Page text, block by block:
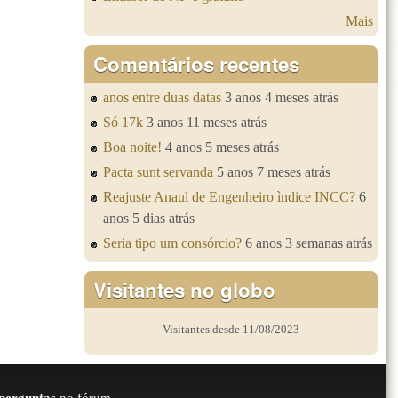
Mais
Comentários recentes
anos entre duas datas 3 anos 4 meses atrás
Só 17k 3 anos 11 meses atrás
Boa noite! 4 anos 5 meses atrás
Pacta sunt servanda 5 anos 7 meses atrás
Reajuste Anaul de Engenheiro ìndice INCC? 6
anos 5 dias atrás
Seria tipo um consórcio? 6 anos 3 semanas atrás
Visitantes no globo
Visitantes desde 11/08/2023